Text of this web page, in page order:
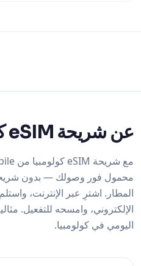
عن شريحة eSIM كولومبيا
محمول فور وصولك — بدون
الإلكتروني، وامسحه للتفعيل.
اليومي في كولومبيا.